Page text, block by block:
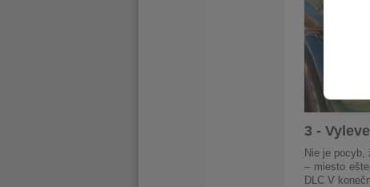
3 -
Nie je pocyb,
– miesto
DLC V